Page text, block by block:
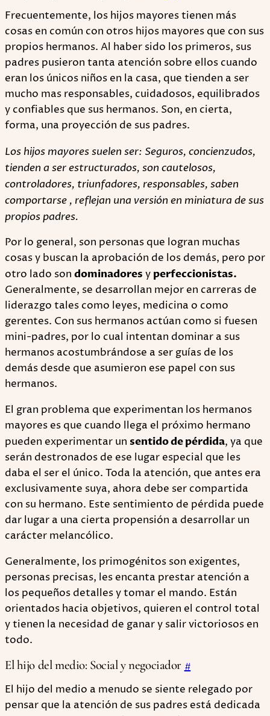
Frecuentemente, los hijos mayores tienen más
cosas en común con otros hijos mayores que con sus
propios hermanos. Al haber sido los primeros, sus
padres pusieron tanta atención sobre ellos cuando
eran los únicos niños en la casa, que tienden a ser
mucho mas responsables, cuidadosos, equilibrados
y confiables que sus hermanos. Son, en cierta,
forma, una proyección de sus padres.
Los hijos mayores suelen ser: Seguros, concienzudos,
tienden a ser estructurados, son cautelosos,
controladores, triunfadores, responsables, saben
comportarse , reflejan una versión en miniatura de sus
propios padres.
Por lo general, son personas que logran muchas
cosas y buscan la aprobación de los demás, pero por
otro lado son dominadores y perfeccionistas.
Generalmente, se desarrollan mejor en carreras de
liderazgo tales como leyes, medicina o como
gerentes. Con sus hermanos actúan como si fuesen
mini-padres, por lo cual intentan dominar a sus
hermanos acostumbrándose a ser guías de los
demás desde que asumieron ese papel con sus
hermanos.
El gran problema que experimentan los hermanos
mayores es que cuando llega el próximo hermano
pueden experimentar un sentido de pérdida, ya que
serán destronados de ese lugar especial que les
daba el ser el único. Toda la atención, que antes era
exclusivamente suya, ahora debe ser compartida
con su hermano. Este sentimiento de pérdida puede
dar lugar a una cierta propensión a desarrollar un
carácter melancólico.
Generalmente, los primogénitos son exigentes,
personas precisas, les encanta prestar atención a
los pequeños detalles y tomar el mando. Están
orientados hacia objetivos, quieren el control total
y tienen la necesidad de ganar y salir victoriosos en
todo.
El hijo del medio: Social y negociador #
El hijo del medio a menudo se siente relegado por
pensar que la atención de sus padres está dedicada